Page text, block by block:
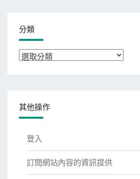
分類
分
其他操作
登入
訂閱網站內容的資訊提供